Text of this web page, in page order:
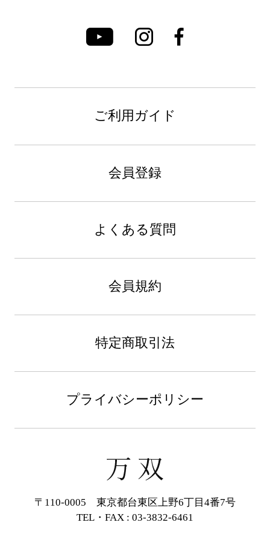
ご利用ガイド
会員登録
よくある質問
会員規約
特定商取引法
プライバシーポリシー
〒110-0005 東京都台東区上野6丁目4番7号
TEL・FAX : 03-3832-6461